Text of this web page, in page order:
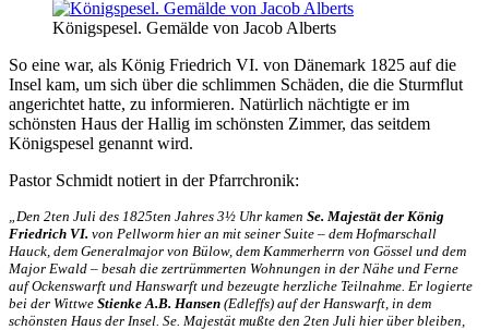
Königspesel. Gemälde von Jacob Alberts
So eine war, als König Friedrich VI. von Dänemark 1825 auf die
Insel kam, um sich über die schlimmen Schäden, die die Sturmflut
angerichtet hatte, zu informieren. Natürlich nächtigte er im
schönsten Haus der Hallig im schönsten Zimmer, das seitdem
Königspesel genannt wird.
Pastor Schmidt notiert in der Pfarrchronik:
„Den 2ten Juli des 1825ten Jahres 3½ Uhr kamen Se. Majestät der König
Friedrich VI. von Pellworm hier an mit seiner Suite – dem Hofmarschall
Hauck, dem Generalmajor von Bülow, dem Kammerherrn von Gössel und dem
Major Ewald – besah die zertrümmerten Wohnungen in der Nähe und Ferne
auf Ockenswarft und Hanswarft und bezeugte herzliche Teilnahme. Er logierte
bei der Wittwe Stienke A.B. Hansen (Edleffs) auf der Hanswarft, in dem
schönsten Haus der Insel. Se. Majestät mußte den 2ten Juli hier über bleiben,